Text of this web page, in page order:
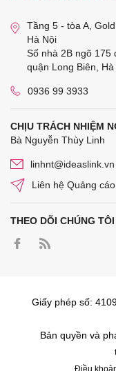
Tầng 5 - tòa A,
Hà Nội
Số nhà 2B ngõ 175
quận Long Biên, Hà
0936 99 3933
CHỊU TRÁCH NHIỆM
Bà Nguyễn Thùy Linh
linhnt@ideaslink.vn
Liên hệ Quảng
THEO DÕI CHÚNG TÔI
Giấy phép số:
Bản quyền và
Điều